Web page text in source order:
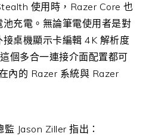
使用時，Razer Core 也
充電。無論筆電使用者是對
桌機顯示卡編輯 4K 解析度
個多合一連接介面配置都可
內的 Razer 系統與 Razer
Jason Ziller 指出：